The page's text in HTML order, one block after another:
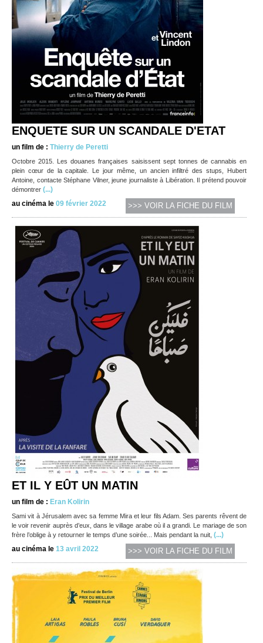
ENQUETE SUR UN SCANDALE D'ETAT
un film de : Thierry de Peretti
Octobre 2015. Les douanes françaises saisissent sept tonnes de cannabis en
plein cœur de la capitale. Le jour même, un ancien infiltré des stups, Hubert
Antoine, contacte Stéphane Vilner, jeune journaliste à Libération. Il prétend pouvoir
démontrer (...)
au cinéma le 09 février 2022 >>> VOIR LA FICHE DU FILM
ET IL Y EÛT UN MATIN
un film de : Eran Kolirin
Sami vit à Jérusalem avec sa femme Mira et leur fils Adam. Ses parents rêvent de
le voir revenir auprès d’eux, dans le village arabe où il a grandi. Le mariage de son
frère l’oblige à y retourner le temps d’une soirée... Mais pendant la nuit, (...)
au cinéma le 13 avril 2022 >>> VOIR LA FICHE DU FILM